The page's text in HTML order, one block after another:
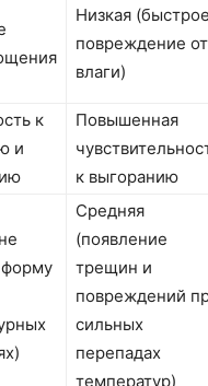
Низкая
повреждение от
влаги)
к
и
Повышенная
к выгоранию
Средняя
(появление
трещин и
повреждений
сильных
перепадах
температур)